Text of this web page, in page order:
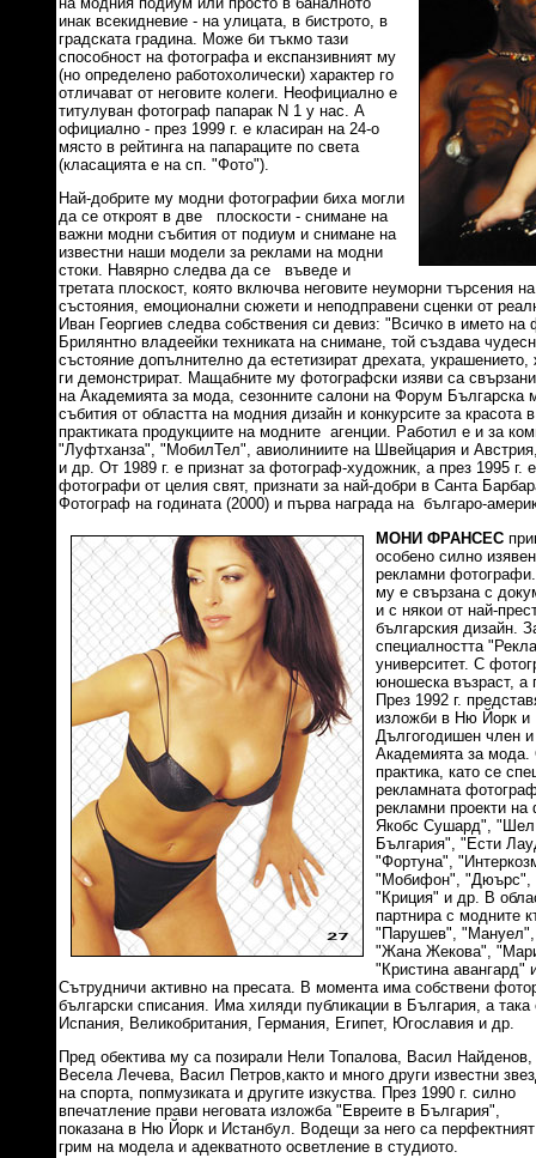
инак всекидневие - на улицата, в бистрото, в
градската градина. Може би тъкмо тази
способност на фотографа и експанзивният му
(но определено работохолически) характер го
отличават от неговите колеги. Неофициално е
титулуван фотограф папарак N 1 у нас. А
официално - през 1999 г. е класиран на 24-о
място в рейтинга на папараците по света
(класацията е на сп. "Фото").
Най-добрите му модни фотографии биха могли
да се откроят в две плоскости - снимане на
важни модни събития от подиум и снимане на
известни наши модели за реклами на модни
стоки. Навярно следва да се въведе и
третата плоскост, която включва неговите неуморни търсения
състояния, емоционални сюжети и неподправени сценки от
Иван Георгиев следва собствения си девиз: "Всичко в името на
Брилянтно владеейки техниката на снимане, той създава
състояние допълнително да естетизират дрехата,
ги демонстрират. Мащабните му фотографски изяви са
на Академията за мода, сезонните салони на Форум Българска
събития от областта на модния дизайн и конкурсите за красота
практиката продукциите на модните агенции. Работил е и за
"Луфтханза", "МобилТел", авиолиниите на Швейцария и
и др. От 1989 г. е признат за фотограф-художник, а през 1995 г.
фотографи от целия свят, признати за най-добри в Санта
Фотограф на годината (2000) и първа награда на българо-
МОНИ ФРАНСЕС
особено силно
рекламни
му е свързана с
и с някои от най-
българския дизайн.
специалността
университет. С
юношеска възраст, а
През 1992 г.
изложби в Ню Йорк и
Дългогодишен член
Академията за мода.
практика, като се
рекламната
рекламни проекти
Якобс Сушард", "Шел
България", "Ести
"Фортуна",
"Мобифон",
"Криция" и др. В
партнира с модните
"Парушев",
"Жана Жекова",
"Кристина авангард"
Сътрудничи активно на пресата. В момента има собствени
български списания. Има хиляди публикации в България, а
Испания, Великобритания, Германия, Египет, Югославия и др.
Пред обектива му са позирали Нели Топалова, Васил Найденов,
Весела Лечева, Васил Петров,както и много други известни
на спорта, попмузиката и другите изкуства. През 1990 г. силно
впечатление прави неговата изложба "Евреите в България",
показана в Ню Йорк и Истанбул. Водещи за него са перфектният
грим на модела и адекватното осветление в студиото.